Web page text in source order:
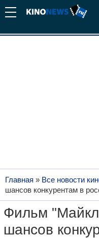
Главная » Все новости
шансов конкурентам в
Фильм
шансов